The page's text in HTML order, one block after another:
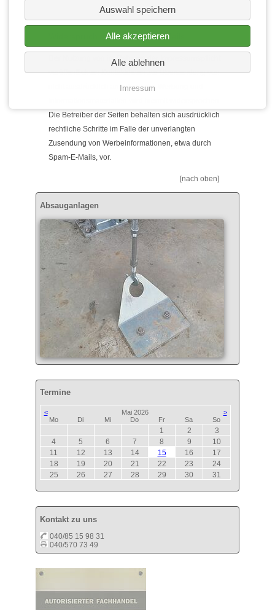
Widerspruch gegen Werbe-E-Mails
Der Nutzung von im Rahmen der Impressumspflicht
veröffentlichten Kontaktdaten zur Übersendung von
nicht ausdrücklich angeforderter Werbung und
Die Betreiber der Seiten behalten sich ausdrücklich
rechtliche Schritte im Falle der unverlangten
Zusendung von Werbeinformationen, etwa durch
Spam-E-Mails, vor.
[nach oben]
Absauganlagen
Termine
< Mai 2026
>
Montag Dienstag Mittwoch Donnerstag
Freitag Samstag Sonntag
1 2
3
4
5 6 7 8 9
10
11
12 13 14 15 16
17
18
19 20 21 22 23
24
25
26 27 28 29 30 31
Kontakt zu uns
040/85 15 98 31
040/570 73 49
Auswahl speichern
Alle akzeptieren
Alle ablehnen
Imressum